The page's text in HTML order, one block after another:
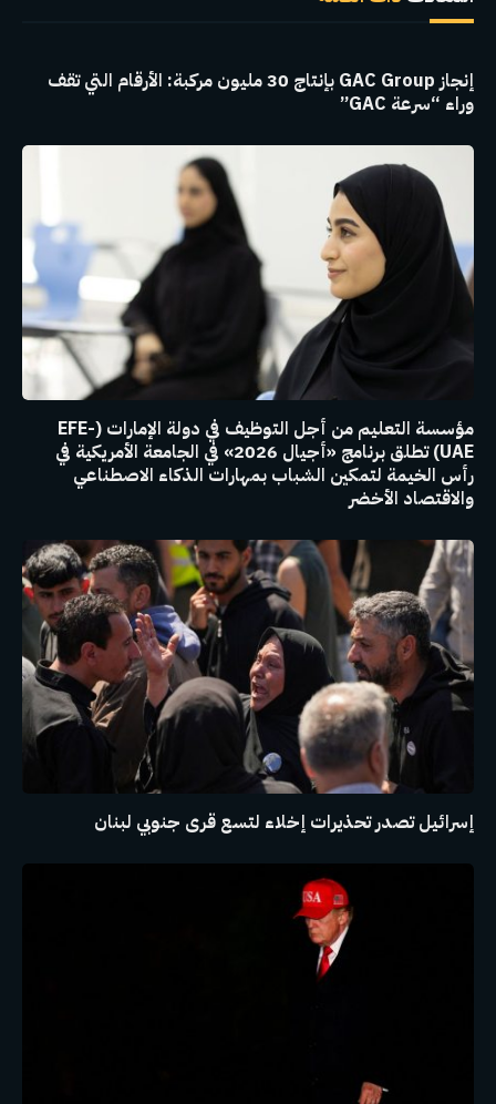
إنجاز GAC Group بإنتاج 30 مليون مركبة: الأرقام التي تقف
وراء “سرعة GAC”
مؤسسة التعليم من أجل التوظيف في دولة الإمارات (EFE-
UAE) تطلق برنامج «أجيال 2026» في الجامعة الأمريكية في
رأس الخيمة لتمكين الشباب بمهارات الذكاء الاصطناعي
والاقتصاد الأخضر
إسرائيل تصدر تحذيرات إخلاء لتسع قرى جنوبي لبنان